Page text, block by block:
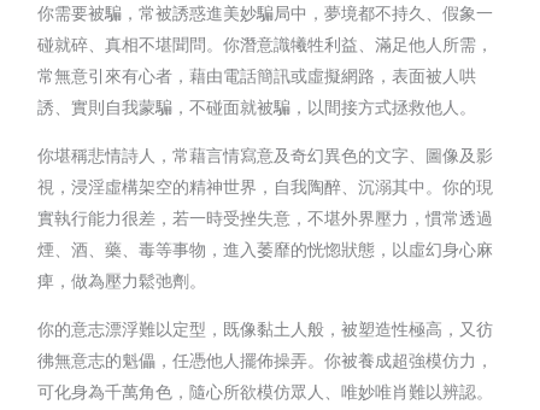
你需要被騙，常被誘惑進美妙騙局中，夢境都不持久、假象一
碰就碎、真相不堪聞問。你潛意識犧牲利益、滿足他人所需，
常無意引來有心者，藉由電話簡訊或虛擬網路，表面被人哄
誘、實則自我蒙騙，不碰面就被騙，以間接方式拯救他人。
你堪稱悲情詩人，常藉言情寫意及奇幻異色的文字、圖像及影
視，浸淫虛構架空的精神世界，自我陶醉、沉溺其中。你的現
實執行能力很差，若一時受挫失意，不堪外界壓力，慣常透過
煙、酒、藥、毒等事物，進入萎靡的恍惚狀態，以虛幻身心麻
痺，做為壓力鬆弛劑。
你的意志漂浮難以定型，既像黏土人般，被塑造性極高，又彷
彿無意志的魁儡，任憑他人擺佈操弄。你被養成超強模仿力，
可化身為千萬角色，隨心所欲模仿眾人、唯妙唯肖難以辨認。